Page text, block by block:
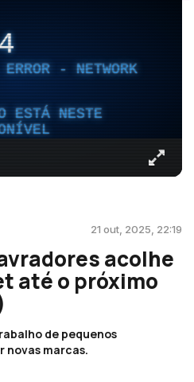
- NETWORK
ESTÁ NESTE
21 out, 2025, 22:19
acolhe
até o próximo
de pequenos
novas marcas.